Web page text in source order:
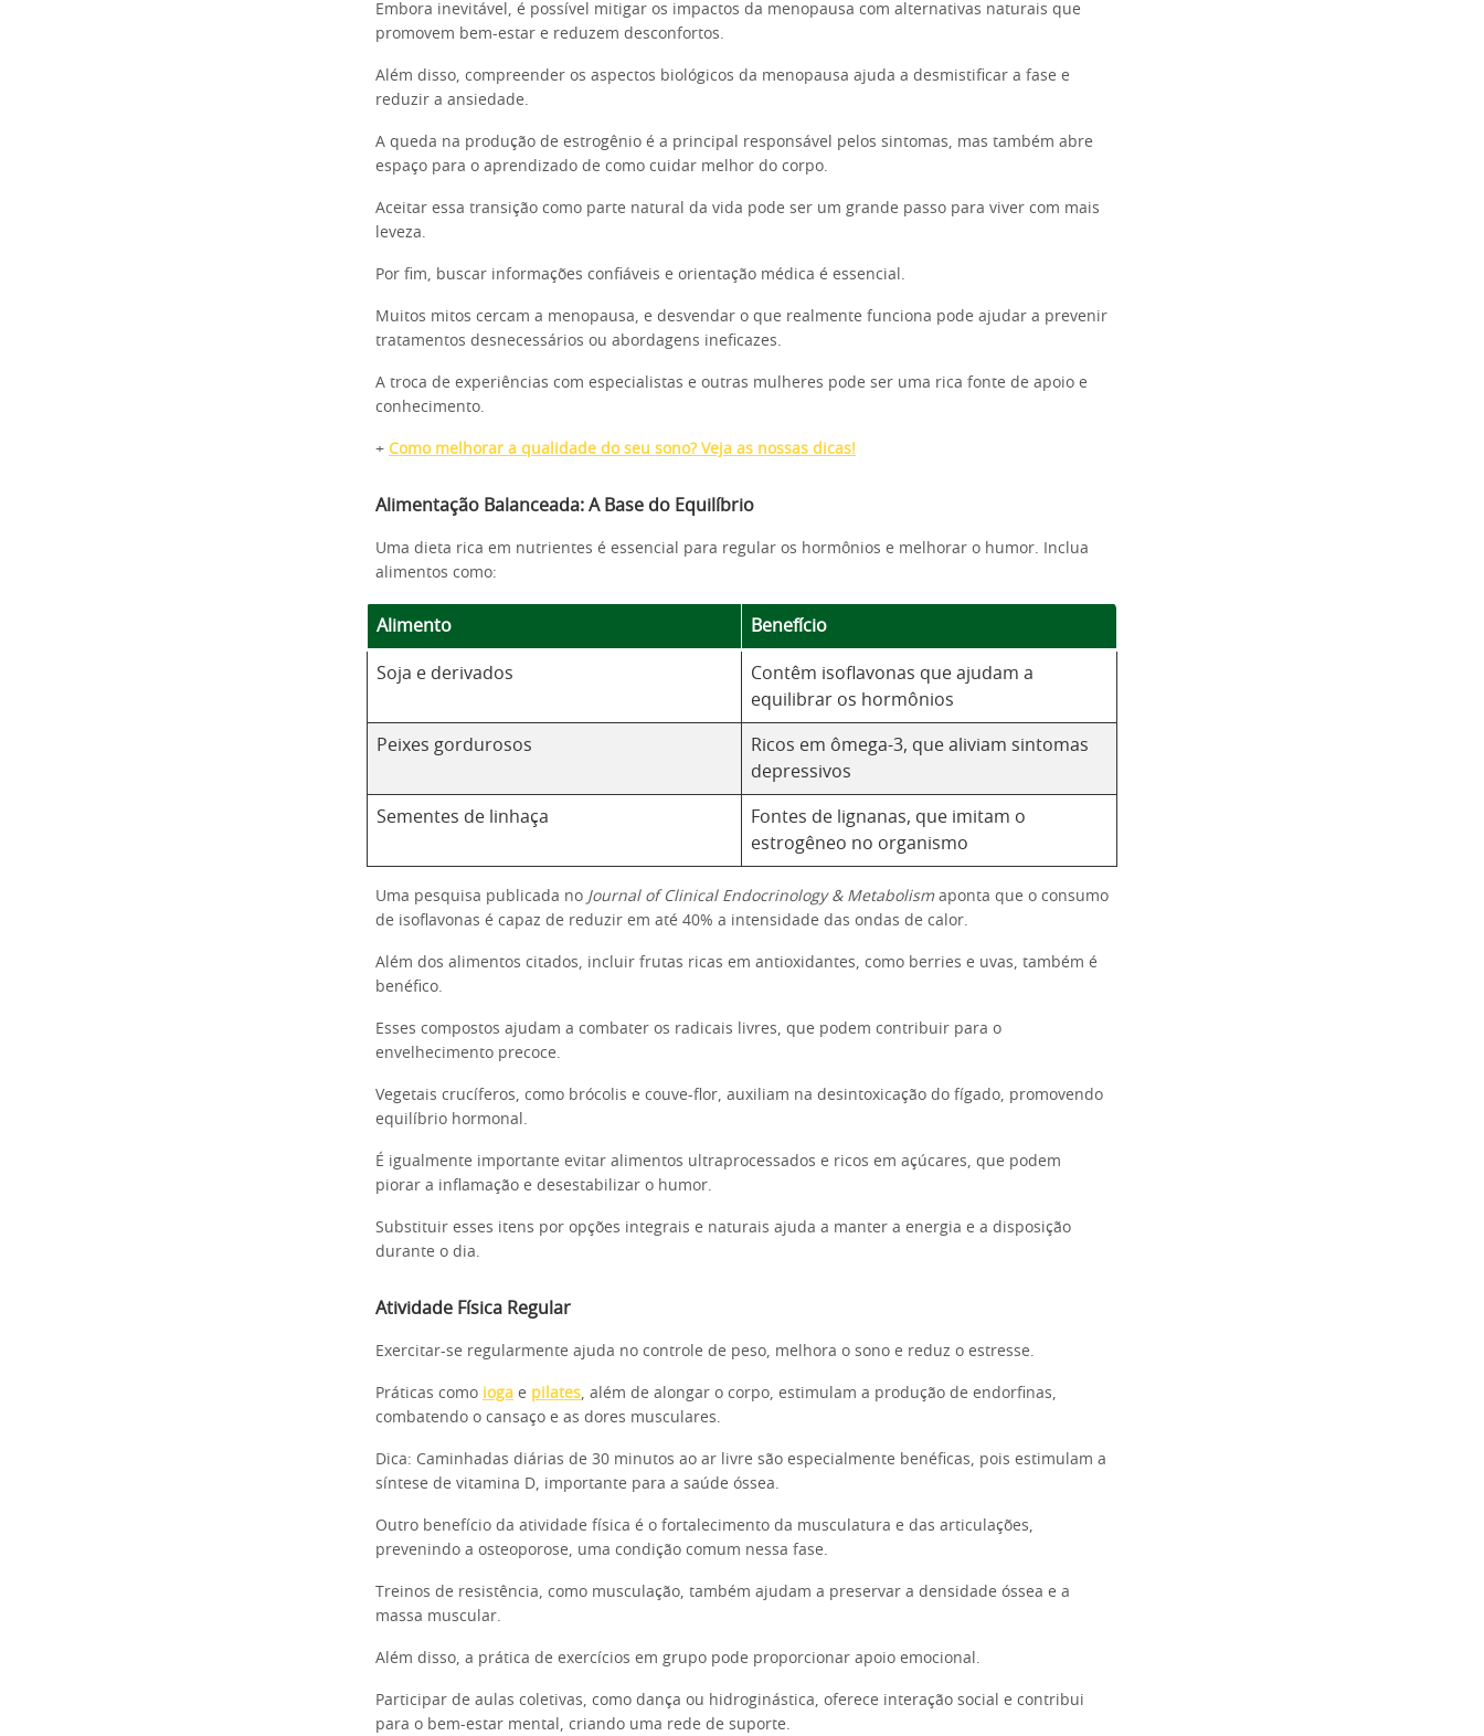
Embora inevitável, é possível mitigar os impactos da menopausa com alternativas naturais que
promovem bem-estar e reduzem desconfortos.
Além disso, compreender os aspectos biológicos da menopausa ajuda a desmistificar a fase e
reduzir a ansiedade.
A queda na produção de estrogênio é a principal responsável pelos sintomas, mas também abre
espaço para o aprendizado de como cuidar melhor do corpo.
Aceitar essa transição como parte natural da vida pode ser um grande passo para viver com mais
leveza.
Por fim, buscar informações confiáveis e orientação médica é essencial.
Muitos mitos cercam a menopausa, e desvendar o que realmente funciona pode ajudar a prevenir
tratamentos desnecessários ou abordagens ineficazes.
A troca de experiências com especialistas e outras mulheres pode ser uma rica fonte de apoio e
conhecimento.
+ Como melhorar a qualidade do seu sono? Veja as nossas dicas!
Alimentação Balanceada: A Base do Equilíbrio
Uma dieta rica em nutrientes é essencial para regular os hormônios e melhorar o humor. Inclua
alimentos como:
Alimento Benefício
Soja e derivados
Contêm isoflavonas que ajudam a
equilibrar os hormônios
Peixes gordurosos
Ricos em ômega-3, que aliviam sintomas
depressivos
Sementes de linhaça
Fontes de lignanas, que imitam o
estrogêneo no organismo
Uma pesquisa publicada no Journal of Clinical Endocrinology & Metabolism aponta que o consumo
de isoflavonas é capaz de reduzir em até 40% a intensidade das ondas de calor.
Além dos alimentos citados, incluir frutas ricas em antioxidantes, como berries e uvas, também é
benéfico.
Esses compostos ajudam a combater os radicais livres, que podem contribuir para o
envelhecimento precoce.
Vegetais crucíferos, como brócolis e couve-flor, auxiliam na desintoxicação do fígado, promovendo
equilíbrio hormonal.
É igualmente importante evitar alimentos ultraprocessados e ricos em açúcares, que podem
piorar a inflamação e desestabilizar o humor.
Substituir esses itens por opções integrais e naturais ajuda a manter a energia e a disposição
durante o dia.
Atividade Física Regular
Exercitar-se regularmente ajuda no controle de peso, melhora o sono e reduz o estresse.
Práticas como ioga e pilates, além de alongar o corpo, estimulam a produção de endorfinas,
combatendo o cansaço e as dores musculares.
Dica: Caminhadas diárias de 30 minutos ao ar livre são especialmente benéficas, pois estimulam a
síntese de vitamina D, importante para a saúde óssea.
Outro benefício da atividade física é o fortalecimento da musculatura e das articulações,
prevenindo a osteoporose, uma condição comum nessa fase.
Treinos de resistência, como musculação, também ajudam a preservar a densidade óssea e a
massa muscular.
Além disso, a prática de exercícios em grupo pode proporcionar apoio emocional.
Participar de aulas coletivas, como dança ou hidroginástica, oferece interação social e contribui
para o bem-estar mental, criando uma rede de suporte.